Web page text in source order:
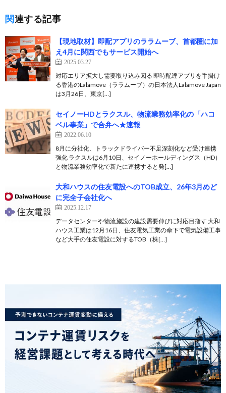
関連する記事
【現地取材】即配アプリのララムーブ、首都圏に加
え4月に関西でもサービス開始へ
2025.03.27
対応エリア拡大し需要取り込み図る 即時配達アプリを手掛け
る香港のLalamove（ララムーブ）の日本法人Lalamove Japan
は3月26日、東京[…]
セイノーHDとラクスル、物流業務効率化の「ハコ
ベル事業」で合弁へ★速報
2022.06.10
8月に分社化、トラックドライバー不足深刻化など受け連携
強化 ラクスルは6月10日、セイノーホールディングス（HD）
と物流業務効率化で新たに連携すると発[…]
大和ハウスの住友電設へのTOB成立、26年3月めど
に完全子会社化へ
2025.12.17
データセンターや物流施設の建設需要伸びに対応目指す 大和
ハウス工業は12月16日、住友電気工業の傘下で電気設備工事
など大手の住友電設に対するTOB（株[…]